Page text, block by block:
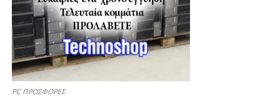
PC ΠΡΟΣΦΟΡΕΣ